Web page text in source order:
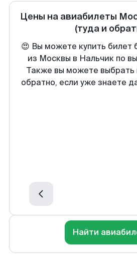
Цены на авиабилеты
(туда и
😍 Вы можете купить билет
из Москвы в Нальчик по
Также вы можете выбрать
обратно, если уже знаете
Найти